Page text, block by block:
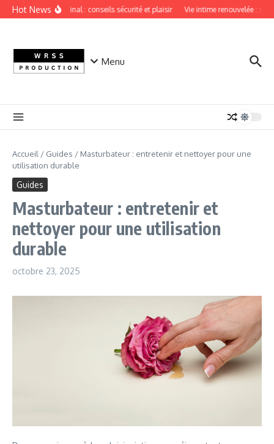
Aller au contenu
Hot News
Sextoy vaginal : conseils sécurité et plaisir Vie intime renouvelée :
Menu
Accueil / Guides / Masturbateur : entretenir et nettoyer pour une
utilisation durable
Guides
Masturbateur : entretenir et
nettoyer pour une utilisation
durable
octobre 23, 2025